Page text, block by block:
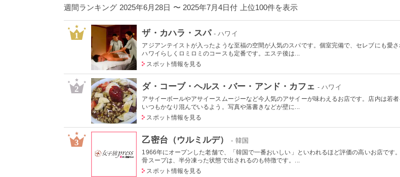
週間ランキング 2025年6月28日 〜 2025年7月4日付 上位100件を表示
1 ザ・カハラ・スパ - ハワイ
アジアンテイストが入ったような至福の空間が人気のスパです。個室完備で、セレブにも愛さ
ハワイらしくロミロミのコースも定番です。エステ後は...
スポット情報を見る
2 ダ・コーブ・ヘルス・バー・アンド・カフェ - ハワイ
アサイーボールやアサイースムージーなど今人気のアサイーが味わえるお店です。店内は若
いつもかなり混んでいるよう。写真や落書きなどが壁に...
スポット情報を見る
3 乙密台（ウルミルデ） - 韓国
1966年にオープンした老舗で、「韓国で一番おいしい」といわれるほど評価の高いお店です
骨スープは、半分凍った状態で出されるのも特徴です。...
スポット情報を見る